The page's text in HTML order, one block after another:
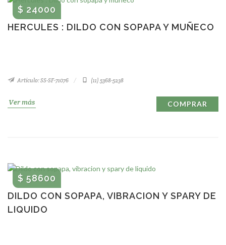
HERCULES : DILDO CON SOPAPA Y MUÑECO
$ 24000
Artículo: SS-SF-71076 (11) 5368-5238
Ver más COMPRAR
DILDO CON SOPAPA, VIBRACION Y SPARY DE
LIQUIDO
$ 58600